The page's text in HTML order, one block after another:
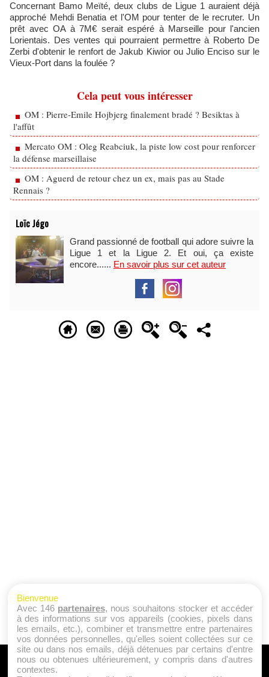
Concernant Bamo Meïté, deux clubs de Ligue 1 auraient déjà
approché Mehdi Benatia et l'OM pour tenter de le recruter. Un
prêt avec OA à 7M€ serait espéré à Marseille pour l'ancien
Lorientais. Des ventes qui pourraient permettre à Roberto De
Zerbi d'obtenir le renfort de Jakub Kiwior ou Julio Enciso sur le
Vieux-Port dans la foulée ?
Cela peut vous intéresser
OM : Pierre-Emile Hojbjerg finalement bradé ? Besiktas à
l'affût
Mercato OM : Oleg Reabciuk, la piste low cost pour renforcer
la défense marseillaise
OM : Aguerd de retour chez un ex, mais pas au Stade
Rennais ?
Loïc Jégo
Grand passionné de football qui adore suivre la
Ligue 1 et la Ligue 2. Et oui, ça existe
encore...... En savoir plus sur cet auteur
A PROPOS
Bienvenue
Avec 146 partenaires, nous souhaitons stocker et accéder
à des informations sur vos appareils (cookies, pixels dans
les emails, etc.), combiner et transmettre entre partenaires
vos données personnelles, qu'elles soient collectées sur ce
site ou dans nos emails, déjà détenues par certains d'entre
nous ou obtenues ultérieurement, y compris dans d'autres
contextes.